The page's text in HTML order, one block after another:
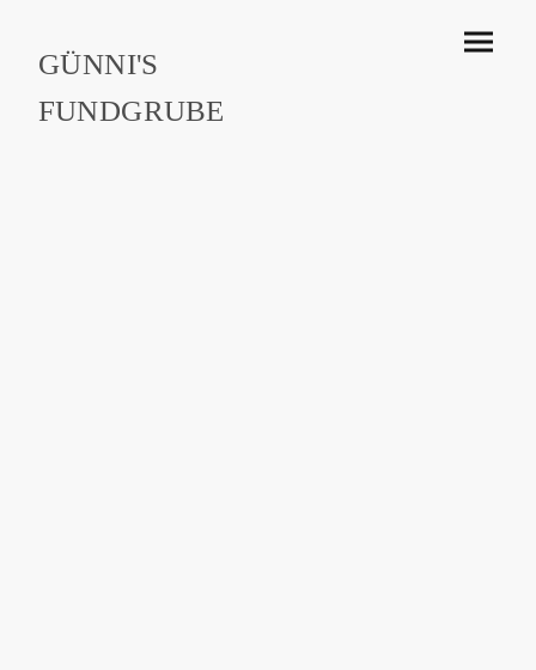
GÜNNI'S
FUNDGRUBE